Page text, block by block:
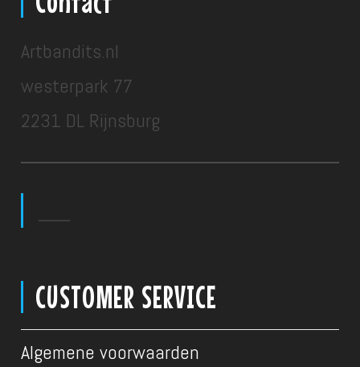
Artbandits.nl
westerpark 77
2231 DL Rijnsburg
CUSTOMER SERVICE
Algemene voorwaarden